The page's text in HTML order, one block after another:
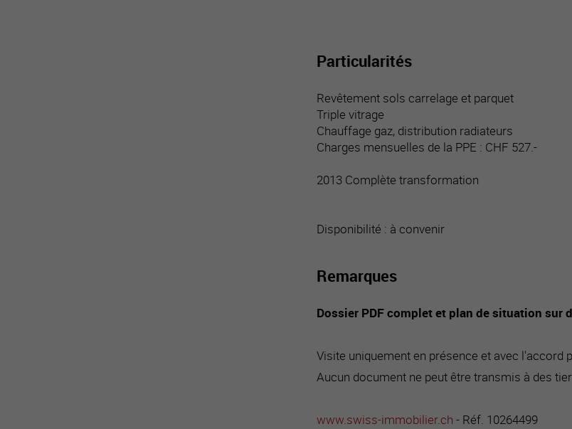
Particularités
Revêtement sols carrelage et parquet
Triple vitrage
Chauffage gaz, distribution radiateurs
Charges mensuelles de la PPE : CHF 527.-
2013 Complète transformation
Disponibilité : à convenir
Remarques
Dossier PDF complet et plan de situation sur
Visite uniquement en présence et avec l'accord
Aucun document ne peut être transmis à des
www.swiss-immobilier.ch - Réf. 10264499